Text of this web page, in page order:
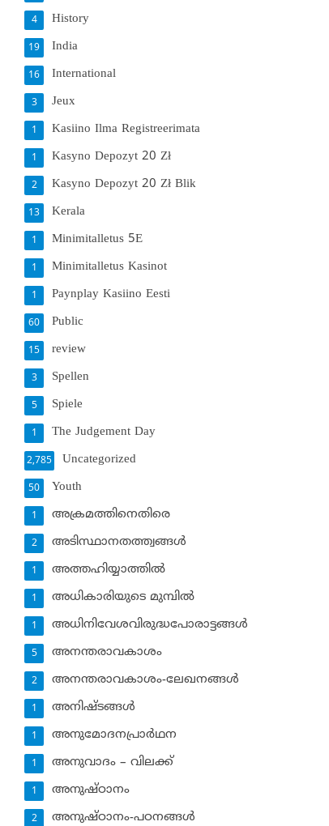
History
4
India
19
International
16
Jeux
3
Kasiino Ilma Registreerimata
1
Kasyno Depozyt 20 Zł
1
Kasyno Depozyt 20 Zł Blik
2
Kerala
13
Minimitalletus 5E
1
Minimitalletus Kasinot
1
Paynplay Kasiino Eesti
1
Public
60
review
15
Spellen
3
Spiele
5
The Judgement Day
1
Uncategorized
2,785
Youth
50
അക്രമത്തിനെതിരെ
1
അടിസ്ഥാനതത്ത്വങ്ങള്‍
2
അത്തഹിയ്യാത്തില്‍
1
അധികാരിയുടെ മുമ്പില്‍
1
അധിനിവേശവിരുദ്ധപോരാട്ടങ്ങള്‍
1
അനന്തരാവകാശം
5
അനന്തരാവകാശം-ലേഖനങ്ങള്‍
2
അനിഷ്ടങ്ങള്‍
1
അനുമോദനപ്രാര്‍ഥന
1
അനുവാദം – വിലക്ക്‌
1
അനുഷ്ഠാനം
1
അനുഷ്ഠാനം-പഠനങ്ങള്‍
2